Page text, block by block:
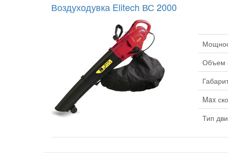
Воздуходувка Elitech ВС 2000
Объем
Max
Тип